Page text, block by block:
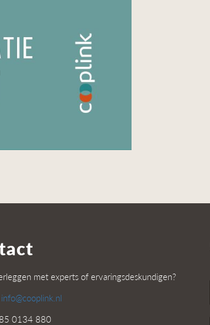
met experts of ervaringsdeskundigen?
info@cooplink.nl
0134 880